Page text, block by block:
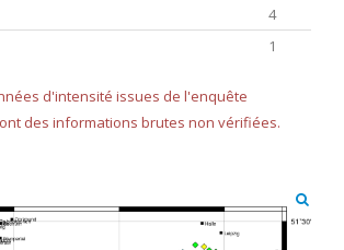
4
1
d'intensité issues de l'enquête
des informations brutes non vérifiées.